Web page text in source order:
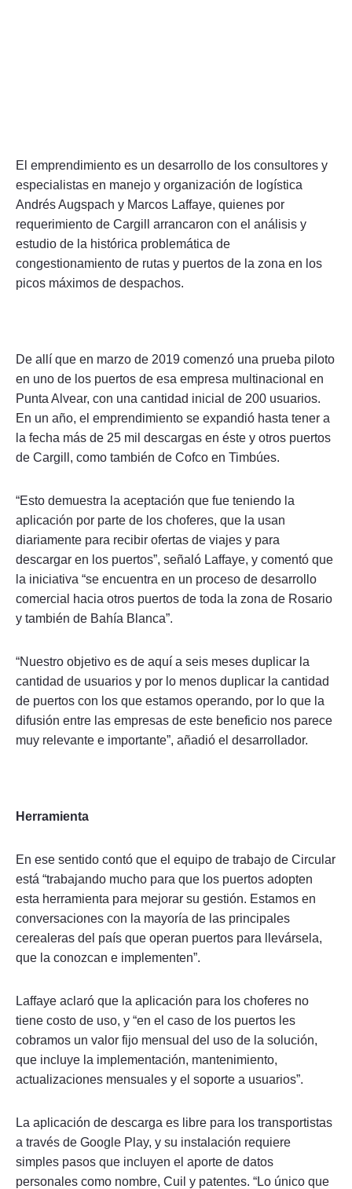
El emprendimiento es un desarrollo de los consultores y
especialistas en manejo y organización de logística
Andrés Augspach y Marcos Laffaye, quienes por
requerimiento de Cargill arrancaron con el análisis y
estudio de la histórica problemática de
congestionamiento de rutas y puertos de la zona en los
picos máximos de despachos.
De allí que en marzo de 2019 comenzó una prueba piloto
en uno de los puertos de esa empresa multinacional en
Punta Alvear, con una cantidad inicial de 200 usuarios.
En un año, el emprendimiento se expandió hasta tener a
la fecha más de 25 mil descargas en éste y otros puertos
de Cargill, como también de Cofco en Timbúes.
“Esto demuestra la aceptación que fue teniendo la
aplicación por parte de los choferes, que la usan
diariamente para recibir ofertas de viajes y para
descargar en los puertos”, señaló Laffaye, y comentó que
la iniciativa “se encuentra en un proceso de desarrollo
comercial hacia otros puertos de toda la zona de Rosario
y también de Bahía Blanca”.
“Nuestro objetivo es de aquí a seis meses duplicar la
cantidad de usuarios y por lo menos duplicar la cantidad
de puertos con los que estamos operando, por lo que la
difusión entre las empresas de este beneficio nos parece
muy relevante e importante”, añadió el desarrollador.
Herramienta
En ese sentido contó que el equipo de trabajo de Circular
está “trabajando mucho para que los puertos adopten
esta herramienta para mejorar su gestión. Estamos en
conversaciones con la mayoría de las principales
cerealeras del país que operan puertos para llevársela,
que la conozcan e implementen”.
Laffaye aclaró que la aplicación para los choferes no
tiene costo de uso, y “en el caso de los puertos les
cobramos un valor fijo mensual del uso de la solución,
que incluye la implementación, mantenimiento,
actualizaciones mensuales y el soporte a usuarios”.
La aplicación de descarga es libre para los transportistas
a través de Google Play, y su instalación requiere
simples pasos que incluyen el aporte de datos
personales como nombre, Cuil y patentes. “Lo único que